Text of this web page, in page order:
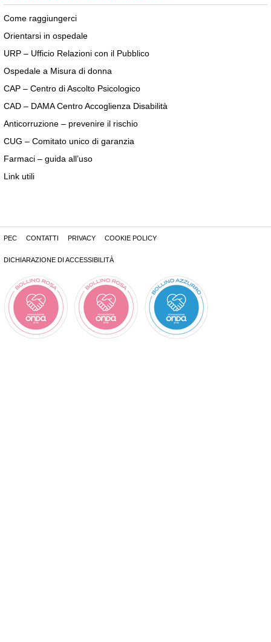
Come raggiungerci
Orientarsi in ospedale
URP – Ufficio Relazioni con il Pubblico
Ospedale a Misura di donna
CAP – Centro di Ascolto Psicologico
CAD – DAMA Centro Accoglienza Disabilità
Anticorruzione – prevenire il rischio
CUG – Comitato unico di garanzia
Farmaci – guida all’uso
Link utili
PEC CONTATTI PRIVACY COOKIE POLICY
DICHIARAZIONE DI ACCESSIBILITÀ